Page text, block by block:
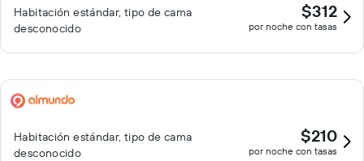
Habitación estándar, tipo de cama
desconocido
$312
por noche con tasas
Habitación estándar, tipo de cama
desconocido
$210
por noche con tasas